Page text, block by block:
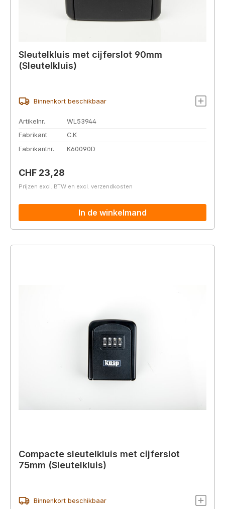
Sleutelkluis met cijferslot 90mm
(Sleutelkluis)
Binnenkort beschikbaar
Artikelnr.
WL53944
Fabrikant
C.K
Fabrikantnr.
K60090D
Normale prijs:
CHF 23,28
Prijzen excl. BTW en excl. verzendkosten
In de winkelmand
Compacte sleutelkluis met cijferslot
75mm (Sleutelkluis)
Binnenkort beschikbaar